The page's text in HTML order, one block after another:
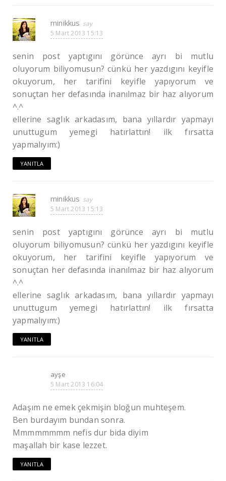
minikkus
5 Mart 2013 15:13
senin post yaptıgını görünce ayrı bi mutlu
oluyorum biliyomusun? cünkü her yazdıgını keyifle
okuyorum, her tarifini keyifle yapıyorum ve
sonuçtan her defasında inanılmaz bir haz alıyorum
^.^
ellerine saglık arkadasım, bana yıllardır yapmayı
unuttugum yemegi hatırlattın! ilk fırsatta
yapmalıyım:)
YANITLA
minikkus
5 Mart 2013 15:13
senin post yaptıgını görünce ayrı bi mutlu
oluyorum biliyomusun? cünkü her yazdıgını keyifle
okuyorum, her tarifini keyifle yapıyorum ve
sonuçtan her defasında inanılmaz bir haz alıyorum
^.^
ellerine saglık arkadasım, bana yıllardır yapmayı
unuttugum yemegi hatırlattın! ilk fırsatta
yapmalıyım:)
YANITLA
ayşe
5 Mart 2013 16:04
Adaşım ne emek çekmişin bloğun muhteşem.
Ben burdayım bundan sonra.
Mmmmmmmm nefis dur bida diyim
maşallah bir kase lezzet.
YANITLA